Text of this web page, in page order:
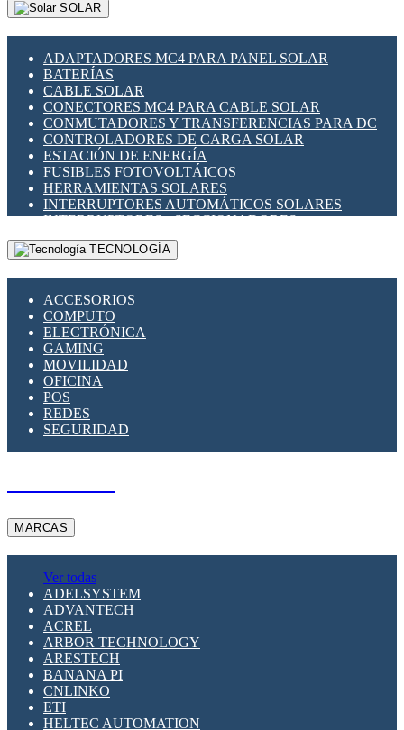
SOLAR
ADAPTADORES MC4 PARA PANEL SOLAR
BATERÍAS
CABLE SOLAR
CONECTORES MC4 PARA CABLE SOLAR
CONMUTADORES Y TRANSFERENCIAS PARA DC
CONTROLADORES DE CARGA SOLAR
ESTACIÓN DE ENERGÍA
FUSIBLES FOTOVOLTÁICOS
HERRAMIENTAS SOLARES
INTERRUPTORES AUTOMÁTICOS SOLARES
INTERRUPTORES - SECCIONADORES
FOTOVOLTÁICOS
MONTAJE PANEL SOLAR
SUPRESOR DE TRANSIENTES SPDS PARA
APLICACIONES FOTOVOLTAICAS
TECNOLOGÍA
ACCESORIOS
COMPUTO
ELECTRÓNICA
GAMING
MOVILIDAD
OFICINA
POS
REDES
SEGURIDAD
MARCAS
Ver todas
ADELSYSTEM
ADVANTECH
ACREL
ARBOR TECHNOLOGY
ARESTECH
BANANA PI
CNLINKO
ETI
HELTEC AUTOMATION